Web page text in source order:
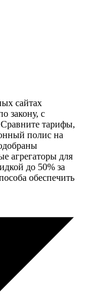
сайтах
закону, с
тарифы,
полис на
агрегаторы для
до 50% за
обеспечить